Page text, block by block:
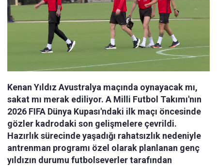
Kenan Yıldız Avustralya maçında oynayacak mı,
sakat mı merak ediliyor. A Milli Futbol Takımı'nın
2026 FIFA Dünya Kupası'ndaki ilk maçı öncesinde
gözler kadrodaki son gelişmelere çevrildi.
Hazırlık sürecinde yaşadığı rahatsızlık nedeniyle
antrenman programı özel olarak planlanan genç
yıldızın durumu futbolseverler tarafından